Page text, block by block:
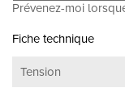
Prévenez-moi
Fiche technique
Tension